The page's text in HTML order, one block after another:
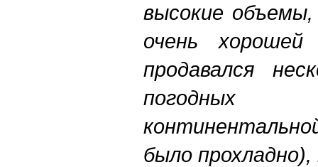
высокие
очень хорошей
продавался
погодных
было